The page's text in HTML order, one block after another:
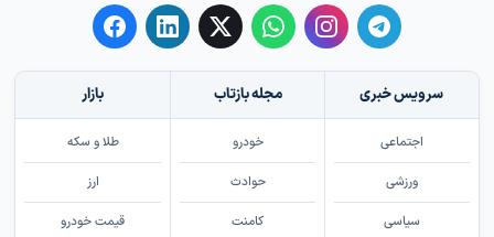
سرویس خبری
اجتماعی
ورزشی
سیاسی
مجله بازتاب
خودرو
حوادث
کامنت
بازار
طلا و سکه
ارز
قیمت خودرو